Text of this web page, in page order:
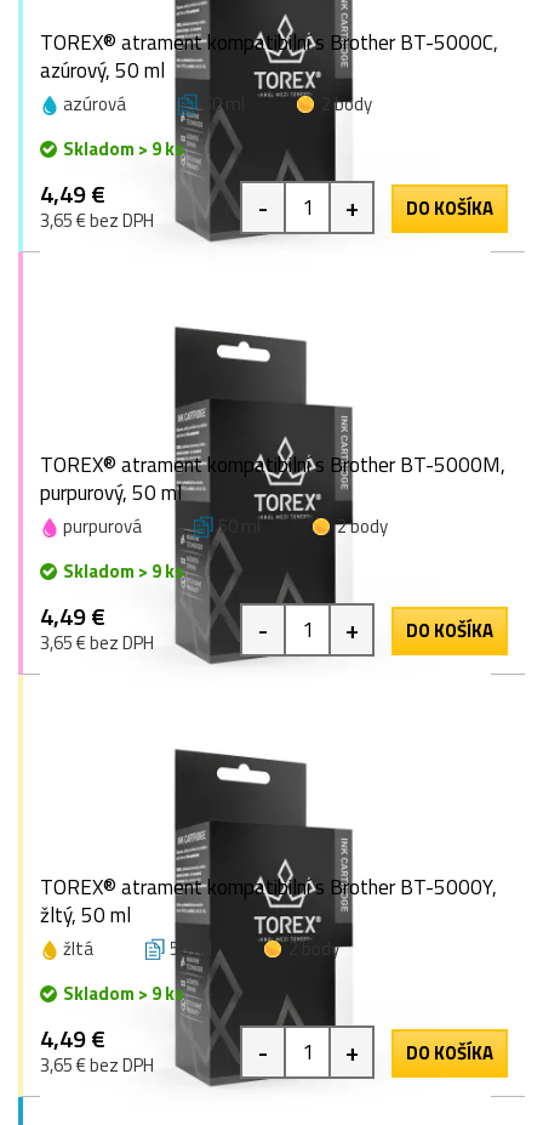
TOREX® atrament kompatibilní s Brother BT-5000C,
azúrový, 50 ml
azúrová 50 ml
2 body
Skladom > 9 ks
4,49 €
3,65 € bez DPH - + DO KOŠÍKA
TOREX® atrament kompatibilní s Brother BT-5000M,
purpurový, 50 ml
purpurová 50 ml
2 body
Skladom > 9 ks
4,49 €
3,65 € bez DPH - + DO KOŠÍKA
TOREX® atrament kompatibilní s Brother BT-5000Y,
žltý, 50 ml
žltá 50 ml
2 body
Skladom > 9 ks
4,49 €
3,65 € bez DPH - + DO KOŠÍKA